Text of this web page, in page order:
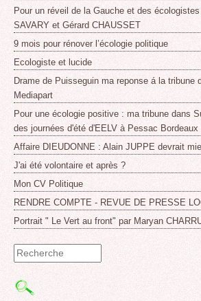
Pour un réveil de la Gauche et des
SAVARY et Gérard CHAUSSET
9 mois pour rénover l’écologie politique
Ecologiste et lucide
Drame de Puisseguin ma reponse á la tribune
Mediapart
Pour une écologie positive : ma tribune dans
des journées d'été d'EELV à Pessac Bordeaux
Affaire DIEUDONNE : Alain JUPPE devrait
J'ai été volontaire et après ?
Mon CV Politique
RENDRE COMPTE - REVUE DE PRESSE
Portrait " Le Vert au front" par Maryan
Formulaire
de